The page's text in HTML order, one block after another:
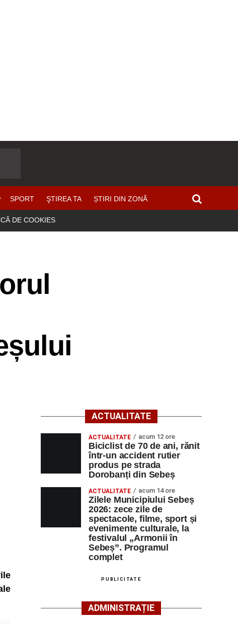
SPORT ŞTIREA TA ȘTIRI DIN ZONĂ
DE COOKIES
ACTUALITATE
ACTUALITATE acum 12 ore
Biciclist de 70 de ani, rănit
într-un accident rutier
produs pe strada
Dorobanți din Sebeș
ACTUALITATE acum 14 ore
Zilele Municipiului Sebeș
2026: zece zile de
spectacole, filme, sport și
evenimente culturale, la
festivalul „Armonii în
Sebeș”. Programul
complet
PUBLICITATE
ADMINISTRAȚIE